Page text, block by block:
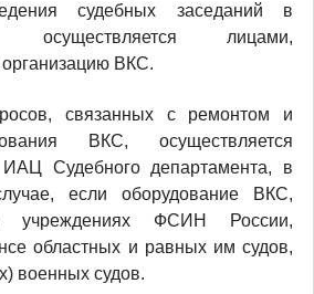
судебных заседаний в
лицами,
ВКС.
связанных с ремонтом и
ВКС, осуществляется
Судебного департамента, в
если оборудование ВКС,
учреждениях ФСИН России,
областных и равных им судов,
военных судов.